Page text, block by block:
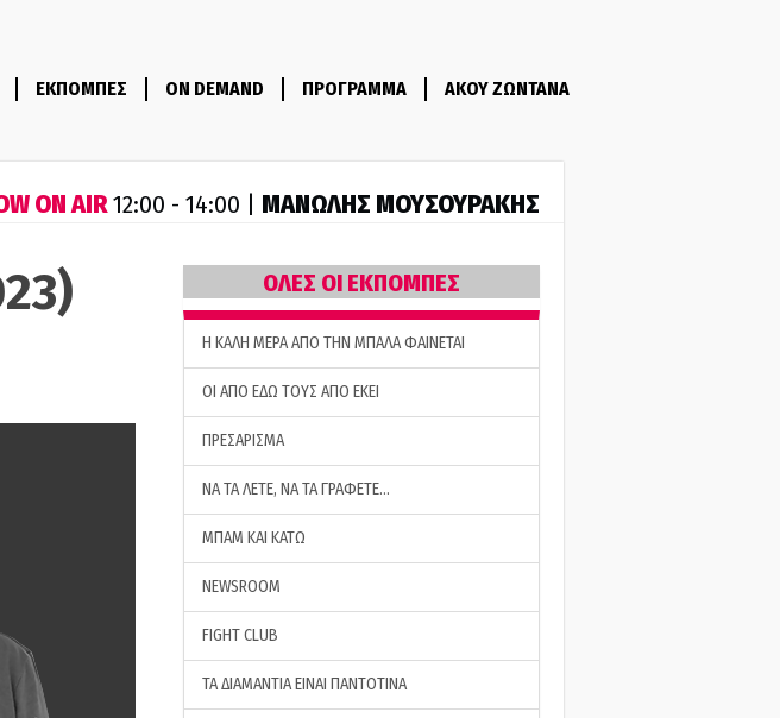
ΕΚΠΟΜΠΕΣ ON DEMAND ΠΡΟΓΡΑΜΜΑ ΑΚΟΥ ΖΩΝΤΑΝΑ
ON AIR12:00 - 14:00 | ΜΑΝΩΛΗΣ ΜΟΥΣΟΥΡΑΚΗΣ
ΟΛΕΣ ΟΙ ΕΚΠΟΜΠΕΣ
H ΚΑΛΗ ΜΕΡΑ ΑΠΟ ΤΗΝ ΜΠΑΛΑ ΦΑΙΝΕΤΑΙ
ΟΙ ΑΠΟ ΕΔΩ ΤΟΥΣ ΑΠΟ ΕΚΕΙ
ΠΡΕΣΑΡΙΣΜΑ
ΝΑ ΤΑ ΛΕΤΕ, ΝΑ ΤΑ ΓΡΑΦΕΤΕ…
ΜΠΑΜ ΚΑΙ ΚΑΤΩ
NEWSROOM
FIGHT CLUB
ΤΑ ΔΙΑΜΑΝΤΙΑ ΕΙΝΑΙ ΠΑΝΤΟΤΙΝΑ